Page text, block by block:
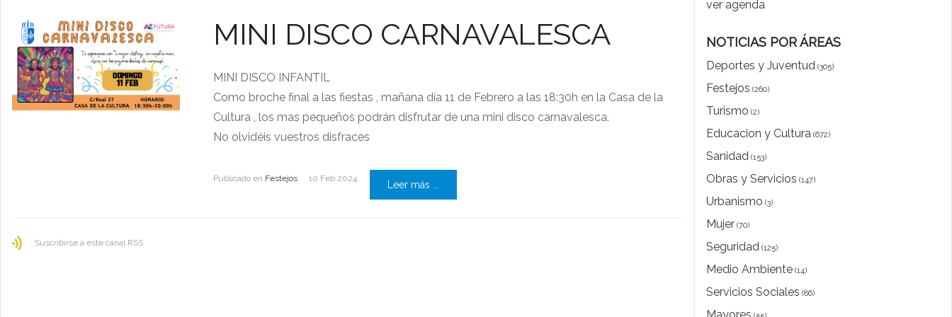
MINI DISCO CARNAVALESCA
MINI DISCO INFANTIL
Como broche final a las fiestas , mañana día 11 de Febrero a las 18:30h en la Casa de la
Cultura , los mas pequeños podrán disfrutar de una mini disco carnavalesca.
No olvidéis vuestros disfraces
Publicado en Festejos 10 Feb 2024
Leer más ...
Suscribirse a este canal RSS
ver agenda
NOTICIAS POR ÁREAS
Deportes y Juventud(305)
Festejos (260)
Turismo (2)
Educacion y Cultura(672)
Sanidad(153)
Obras y Servicios (147)
Urbanismo (3)
Mujer(70)
Seguridad(125)
Medio Ambiente(14)
Servicios Sociales (86)